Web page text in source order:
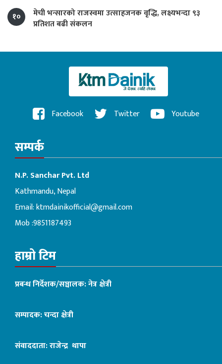
१०
मेची भन्सारको राजस्वमा उत्साहजनक वृद्धि, लक्ष्यभन्दा ९३
प्रतिशत बढी संकलन
Facebook Twitter Youtube
सम्पर्क
N.P. Sanchar Pvt. Ltd
Kathmandu, Nepal
Email:ktmdainikofficial@gmail.com
Mob :9851187493
हाम्रो टिम
प्रबन्ध निर्देशक/सञ्चालक: नेत्र क्षेत्री
सम्पादक: चन्दा क्षेत्री
संवाददाता: राजेन्द्र थापा